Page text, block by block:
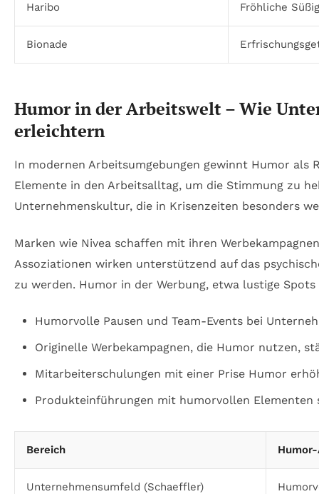
Haribo Fröhliche
Bionade
Humor in der Arbeitswelt – Wie
erleichtern
In modernen Arbeitsumgebungen gewinnt Humor
Elemente in den Arbeitsalltag, um die Stimmung zu
Unternehmenskultur, die in Krisenzeiten besonders
Marken wie Nivea schaffen mit ihren
Assoziationen wirken unterstützend auf das
zu werden. Humor in der Werbung, etwa lustige
Humorvolle Pausen und Team-Events bei
Originelle Werbekampagnen, die Humor nutzen,
Mitarbeiterschulungen mit einer Prise Humor
Produkteinführungen mit humorvollen Elementen
Bereich
Unternehmensumfeld (Schaeffler)